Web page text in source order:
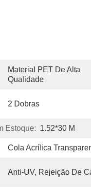
Material PET De Alta
Qualidade
2 Dobras
Estoque: 1.52*30 M
Cola Acrílica
Anti-UV, Rejeição De